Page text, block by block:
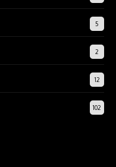
5
2
12
102